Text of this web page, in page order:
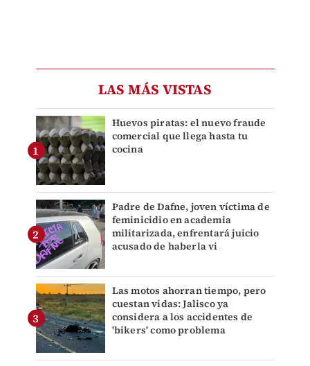
LAS MÁS VISTAS
Huevos piratas: el nuevo fraude
comercial que llega hasta tu
cocina
Padre de Dafne, joven víctima de
feminicidio en academia
militarizada, enfrentará juicio
acusado de haberla vi
Las motos ahorran tiempo, pero
cuestan vidas: Jalisco ya
considera a los accidentes de
'bikers' como problema